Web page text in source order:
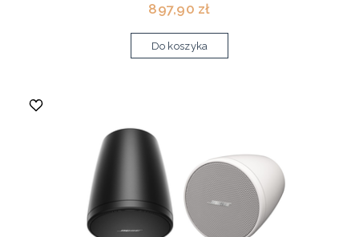
897,90 zł
Do koszyka